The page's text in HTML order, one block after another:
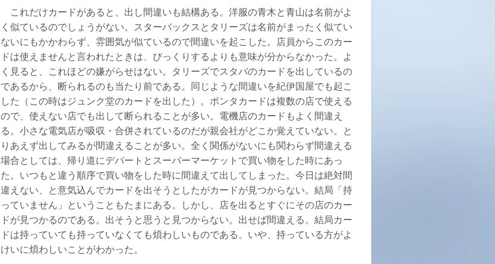
これだけカードがあると、出し間違いも結構ある。洋服の青木と青山は名前がよ
く似ているのでしょうがない。スターバックスとタリーズは名前がまったく似てい
ないにもかかわらず、雰囲気が似ているので間違いを起こした。店員からこのカー
ドは使えませんと言われたときは、びっくりするよりも意味が分からなかった。よ
く見ると、これほどの嫌がらせはない。タリーズでスタバのカードを出しているの
であるから、断られるのも当たり前である。同じような間違いを紀伊国屋でも起こ
した（この時はジュンク堂のカードを出した）。ポンタカードは複数の店で使える
ので、使えない店でも出して断られることが多い。電機店のカードもよく間違え
る。小さな電気店が吸収・合併されているのだが親会社がどこか覚えていない。と
りあえず出してみるが間違えることが多い。全く関係がないにも関わらず間違える
場合としては、帰り道にデパートとスーパーマーケットで買い物をした時にあっ
た。いつもと違う順序で買い物をした時に間違えて出してしまった。今日は絶対間
違えない、と意気込んでカードを出そうとしたがカードが見つからない。結局「持
っていません」ということもたまにある。しかし、店を出るとすぐにその店のカー
ドが見つかるのである。出そうと思うと見つからない。出せば間違える。結局カー
ドは持っていても持っていなくても煩わしいものである。いや、持っている方がよ
けいに煩わしいことがわかった。